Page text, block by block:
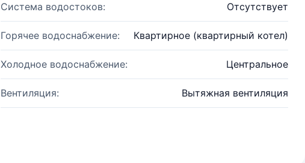
Система водостоков: Отсутствует
Горячее водоснабжение: Квартирное (квартирный котел)
Холодное водоснабжение: Центральное
Вентиляция: Вытяжная вентиляция